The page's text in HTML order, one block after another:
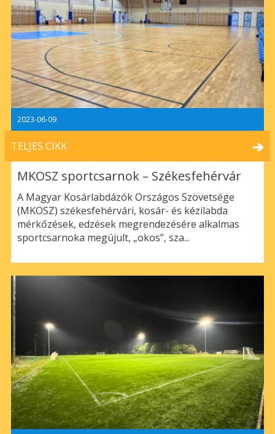
2023-06-09
TELJES CIKK
MKOSZ sportcsarnok – Székesfehérvár
A Magyar Kosárlabdázók Országos Szövetsége
(MKOSZ) székesfehérvári, kosár- és kézilabda
mérkőzések, edzések megrendezésére alkalmas
sportcsarnoka megújult, „okos”, sza...